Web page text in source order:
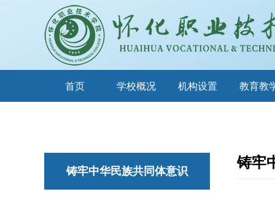
首页 学校概况 机构设置 教育教
铸牢中华民族共同体意识
铸牢